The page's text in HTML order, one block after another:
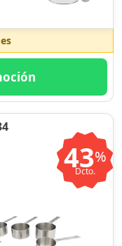
43%
Dcto.